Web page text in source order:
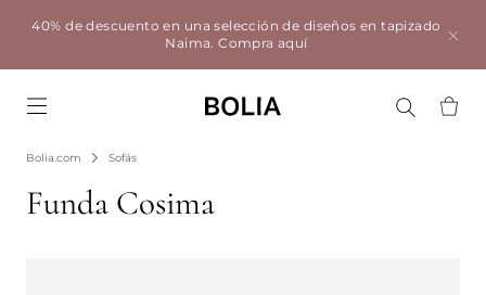
40% de descuento en una selección de diseños en tapizado
Naima.Compra aquí
Bolia.com Sofás
Funda Cosima